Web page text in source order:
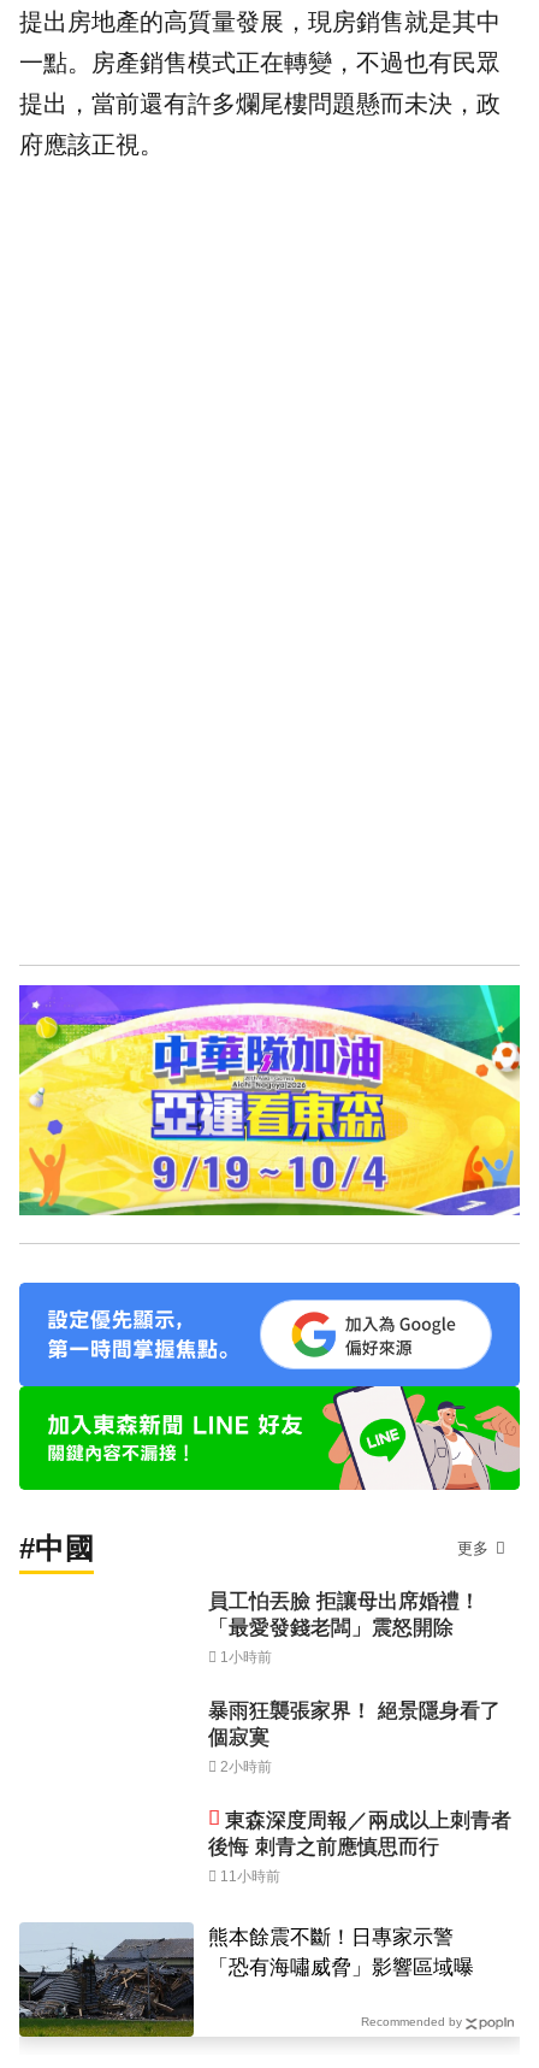
提出房地產的高質量發展，現房銷售就是其中
一點。房產銷售模式正在轉變，不過也有民眾
提出，當前還有許多爛尾樓問題懸而未決，政
府應該正視。
#中國 更多
員工怕丟臉 拒讓母出席婚禮！
「最愛發錢老闆」震怒開除
1小時前
暴雨狂襲張家界！ 絕景隱身看了
個寂寞
2小時前
東森深度周報／兩成以上刺青者
後悔 刺青之前應慎思而行
11小時前
熊本餘震不斷！日專家示警
「恐有海嘯威脅」影響區域曝
Recommended by